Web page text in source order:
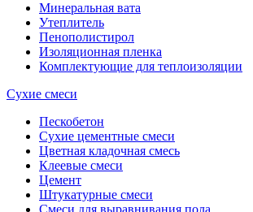
Минеральная вата
Утеплитель
Пенополистирол
Изоляционная пленка
Комплектующие для теплоизоляции
Сухие смеси
Пескобетон
Сухие цементные смеси
Цветная кладочная смесь
Клеевые смеси
Цемент
Штукатурные смеси